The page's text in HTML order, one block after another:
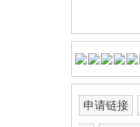
申请链接